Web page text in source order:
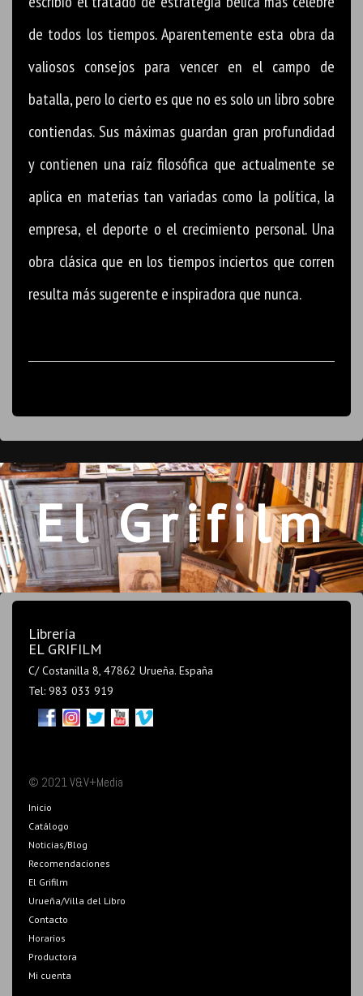
de todos los tiempos. Aparentemente esta obra da
valiosos consejos para vencer en el campo de
batalla, pero lo cierto es que no es solo un libro sobre
contiendas. Sus máximas guardan gran profundidad
y contienen una raíz filosófica que actualmente se
aplica en materias tan variadas como la política, la
empresa, el deporte o el crecimiento personal. Una
obra clásica que en los tiempos inciertos que corren
resulta más sugerente e inspiradora que nunca.
El Grifilm
Librería
EL GRIFILM
C/ Costanilla 8, 47862 Urueña. España
Tel: 983 033 919
© 2021 V&V+Media
Inicio
Catálogo
Noticias/Blog
Recomendaciones
El Grifilm
Urueña/Villa del Libro
Contacto
Horarios
Productora
Mi cuenta